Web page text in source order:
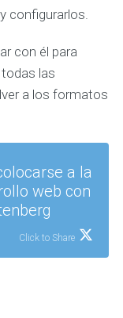
configurarlos.
con él para
las
a los formatos
a la
web con
Click to Share